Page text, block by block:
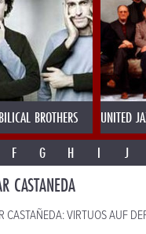
BROTHERS
UNITED
F G H I J
CASTANEDA
CASTAÑEDA: VIRTUOS AUF